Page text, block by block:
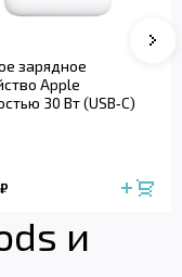
зарядное
Apple
30 Вт (USB‑C)
₽
и